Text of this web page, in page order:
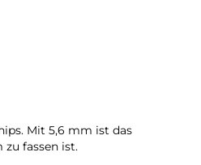
Mit 5,6 mm ist das
zu fassen ist.